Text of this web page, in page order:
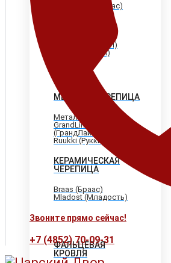
Shinglas (Шинглас)
Katepal (Катепал)
Icopal (Икопал)
МЕТАЛЛОЧЕРЕПИЦА
МеталлПрофиль
GrandLine
(ГрандЛайн)
Ruukki (Рукки)
КЕРАМИЧЕСКАЯ
ЧЕРЕПИЦА
Braas (Браас)
Mladost (Младость)
ФАЛЬЦЕВАЯ
КРОВЛЯ
Звоните прямо сейчас!
+7 (4852) 70-09-31